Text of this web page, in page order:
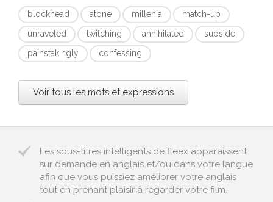
blockhead atone millenia
match-up
unraveled
twitching annihilated
subside
painstakingly
confessing
Voir tous les mots et expressions
Les sous-titres intelligents de fleex apparaissent
sur demande en anglais et/ou dans votre langue
afin que vous puissiez améliorer votre anglais
tout en prenant plaisir à regarder votre film.